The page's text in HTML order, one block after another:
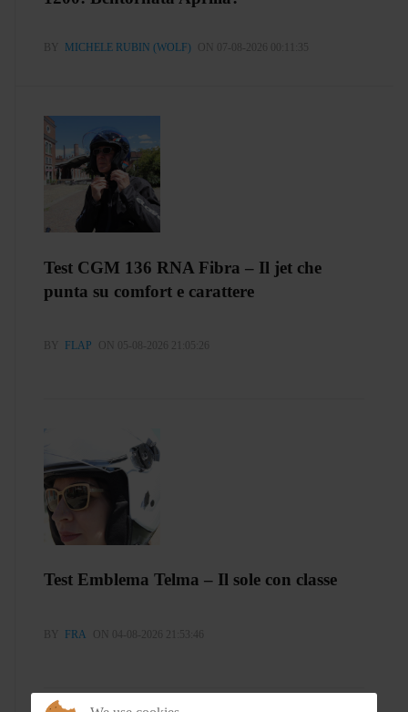
BY MICHELE RUBIN (WOLF) ON 07-08-2026 00:11:35
Test CGM 136 RNA Fibra – Il jet che
punta su comfort e carattere
BY FLAP ON 05-08-2026 21:05:26
Test Emblema Telma – Il sole con classe
BY FRA ON 04-08-2026 21:53:46